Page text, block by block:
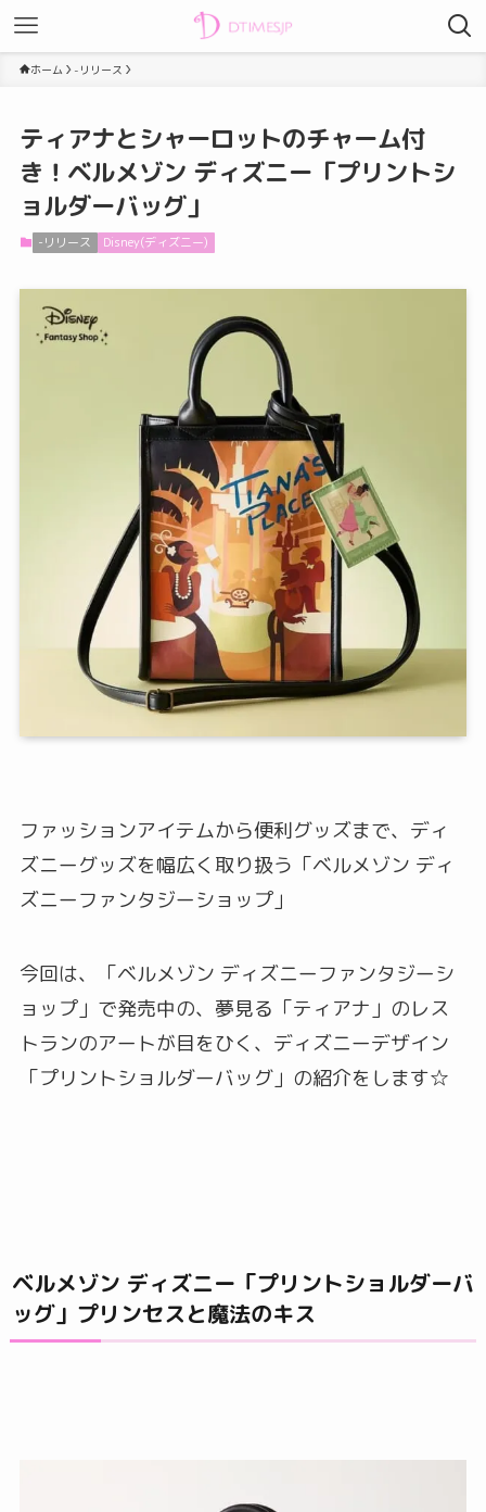
ホーム -リリース
ティアナとシャーロットのチャーム付
き！ベルメゾン ディズニー「プリントシ
ョルダーバッグ」
-リリース Disney(ディズニー)
ファッションアイテムから便利グッズまで、ディ
ズニーグッズを幅広く取り扱う「ベルメゾン ディ
ズニーファンタジーショップ」
今回は、「ベルメゾン ディズニーファンタジーシ
ョップ」で発売中の、夢見る「ティアナ」のレス
トランのアートが目をひく、ディズニーデザイン
「プリントショルダーバッグ」の紹介をします☆
ベルメゾン ディズニー「プリントショルダーバ
ッグ」プリンセスと魔法のキス